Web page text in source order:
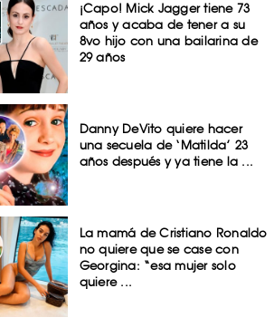
¡Capo! Mick Jagger tiene 73
años y acaba de tener a su
8vo hijo con una bailarina de
29 años
Danny DeVito quiere hacer
una secuela de ‘Matilda’ 23
años después y ya tiene la ...
La mamá de Cristiano Ronaldo
no quiere que se case con
Georgina: “esa mujer solo
quiere ...